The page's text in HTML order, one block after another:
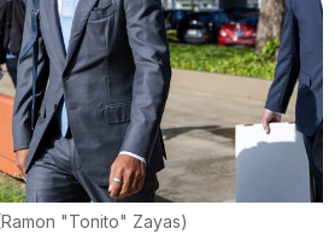
Ramon "Tonito" Zayas)